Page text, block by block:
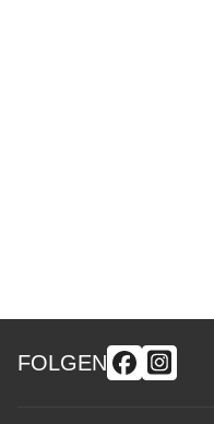
FOLGEN